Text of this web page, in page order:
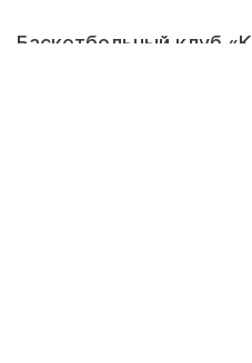
Баскетбольный клуб